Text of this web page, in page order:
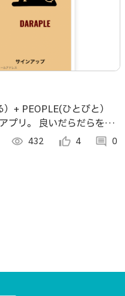
+ PEOPLE(ひとびと）
プリ。 良いだらだらを増
分のだらだらを自覚し、
visibility 432 thumb_up_alt 4 comment 0